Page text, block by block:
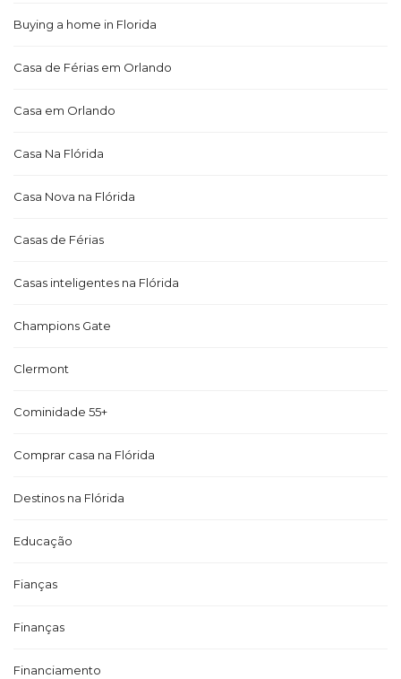
Buying a home in Florida
Casa de Férias em Orlando
Casa em Orlando
Casa Na Flórida
Casa Nova na Flórida
Casas de Férias
Casas inteligentes na Flórida
Champions Gate
Clermont
Cominidade 55+
Comprar casa na Flórida
Destinos na Flórida
Educação
Fianças
Finanças
Financiamento